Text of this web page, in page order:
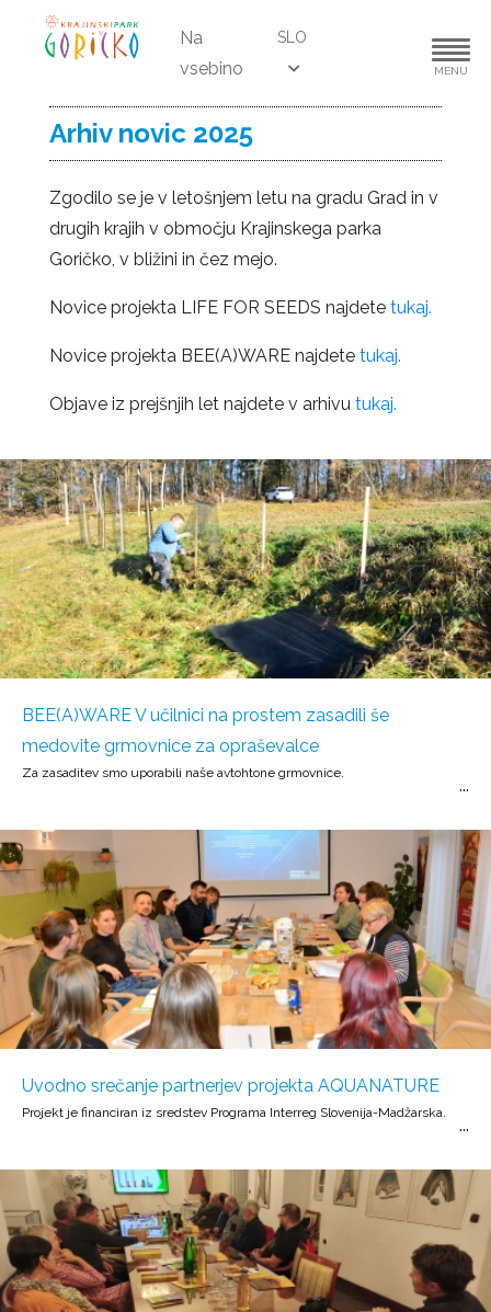
Na
vsebino
SLO
MENU
Arhiv novic 2025
Zgodilo se je v letošnjem letu na gradu Grad in v
drugih krajih v območju Krajinskega parka
Goričko, v bližini in čez mejo.
Novice projekta LIFE FOR SEEDS najdete tukaj.
Novice projekta BEE(A)WARE najdete tukaj.
Objave iz prejšnjih let najdete v arhivu tukaj.
BEE(A)WARE V učilnici na prostem zasadili še
medovite grmovnice za opraševalce
Za zasaditev smo uporabili naše avtohtone grmovnice.
Uvodno srečanje partnerjev projekta AQUANATURE
Projekt je financiran iz sredstev Programa Interreg Slovenija-Madžarska.